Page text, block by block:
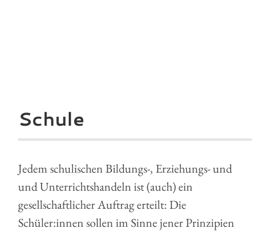
Schule
Jedem schulischen Bildungs-, Erziehungs- und
und Unterrichtshandeln ist (auch) ein
gesellschaftlicher Auftrag erteilt: Die
Schüler:innen sollen im Sinne jener Prinzipien